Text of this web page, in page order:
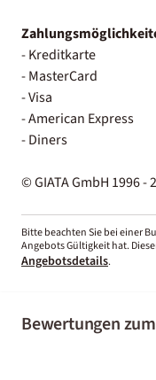
- Kreditkarte
- MasterCard
- Visa
- American Express
- Diners
© GIATA GmbH 1996 -
Bitte beachten Sie bei einer
Angebots Gültigkeit hat.
Angebotsdetails.
Bewertungen